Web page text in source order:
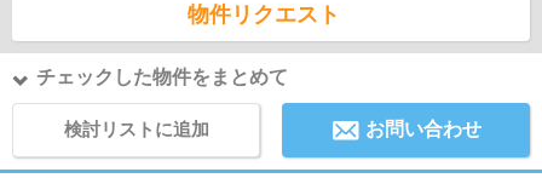
物件リクエスト
チェックした物件をまとめて
検討リストに追加 お問い合わせ